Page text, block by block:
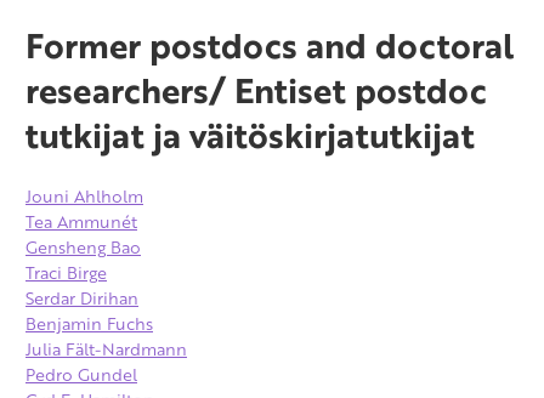
Former postdocs and doctoral
researchers/ Entiset postdoc
tutkijat ja väitöskirjatutkijat
Jouni Ahlholm
Tea Ammunét
Gensheng Bao
Traci Birge
Serdar Dirihan
Benjamin Fuchs
Julia Fält-Nardmann
Pedro Gundel